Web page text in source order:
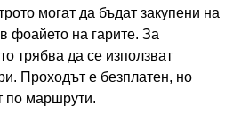
могат да бъдат закупени на
фоайето на гарите. За
трябва да се използват
Проходът е безплатен, но
по маршрути.